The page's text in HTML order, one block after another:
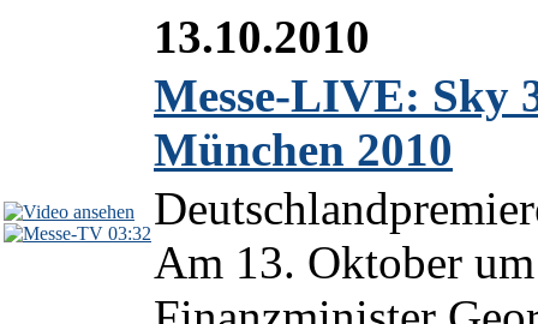
03:32
13.10.2010
Messe-LIVE: Sky
München 2010
Am 13. Oktober